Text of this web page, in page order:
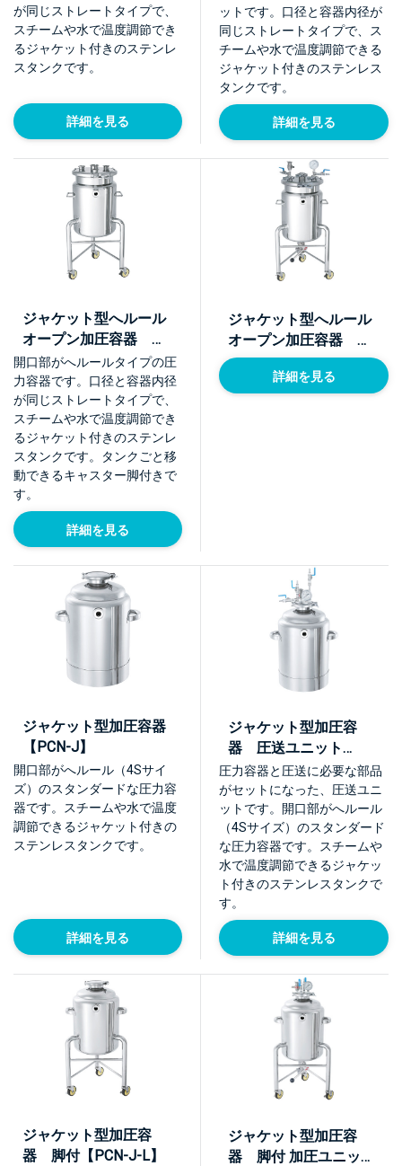
が同じストレートタイプで、
スチームや水で温度調節でき
るジャケット付きのステンレ
スタンクです。
詳細を見る
ットです。口径と容器内径が
同じストレートタイプで、ス
チームや水で温度調節できる
ジャケット付きのステンレス
タンクです。
詳細を見る
ジャケット型へルール
オープン加圧容器 脚
付【PCN-F-J-L】
開口部がへルールタイプの圧
力容器です。口径と容器内径
が同じストレートタイプで、
スチームや水で温度調節でき
るジャケット付きのステンレ
スタンクです。タンクごと移
動できるキャスター脚付きで
す。
詳細を見る
ジャケット型へルール
オープン加圧容器 脚
付 加圧ユニット
【PCN-F-J-L-UT】
詳細を見る
ジャケット型加圧容器
【PCN-J】
開口部がへルール（4Sサイ
ズ）のスタンダードな圧力容
器です。スチームや水で温度
調節できるジャケット付きの
ステンレスタンクです。
詳細を見る
ジャケット型加圧容
器 圧送ユニット
【PCN-J-UT】
圧力容器と圧送に必要な部品
がセットになった、圧送ユニ
ットです。開口部がへルール
（4Sサイズ）のスタンダード
な圧力容器です。スチームや
水で温度調節できるジャケッ
ト付きのステンレスタンクで
す。
詳細を見る
ジャケット型加圧容
器 脚付【PCN-J-L】
ジャケット型加圧容
器 脚付 加圧ユニット